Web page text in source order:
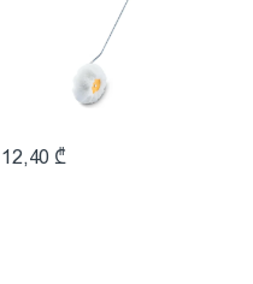
12,40₾